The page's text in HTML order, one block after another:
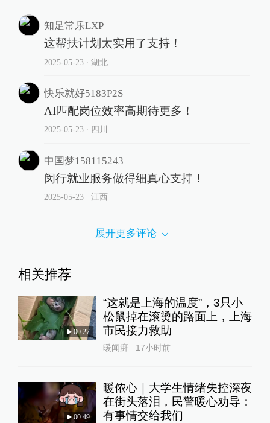
知足常乐LXP
这帮扶计划太实用了支持！
2025-05-23∙ 湖北
快乐就好5183P2S
AI匹配岗位效率高期待更多！
2025-05-23∙ 四川
中国梦158115243
闵行就业服务做得细真心支持！
2025-05-23∙ 江西
展开更多评论
相关推荐
00:27
“这就是上海的温度”，3只小
松鼠掉在滚烫的路面上，上海
市民接力救助
暖闻湃 17小时前
00:49
暖侬心｜大学生情绪失控深夜
在街头落泪，民警暖心劝导：
有事情交给我们